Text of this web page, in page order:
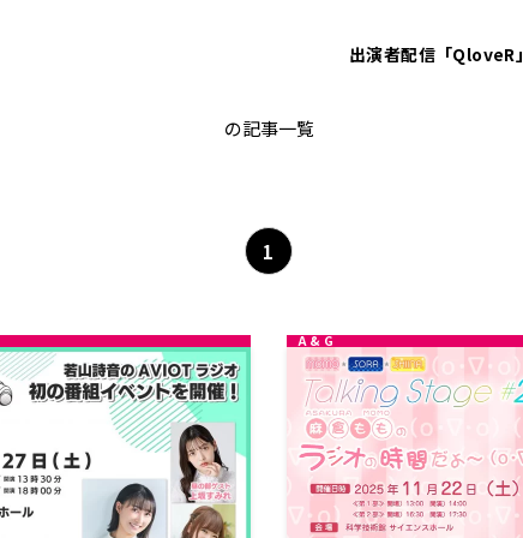
出演者配信「QloveR
の記事一覧
1